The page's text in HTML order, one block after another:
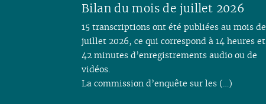
Bilan du mois de juillet 2026
15 transcriptions ont été publiées au mois de
juillet 2026, ce qui correspond à 14 heures et
42 minutes d’enregistrements audio ou de
vidéos.
La commission d’enquête sur les (…)